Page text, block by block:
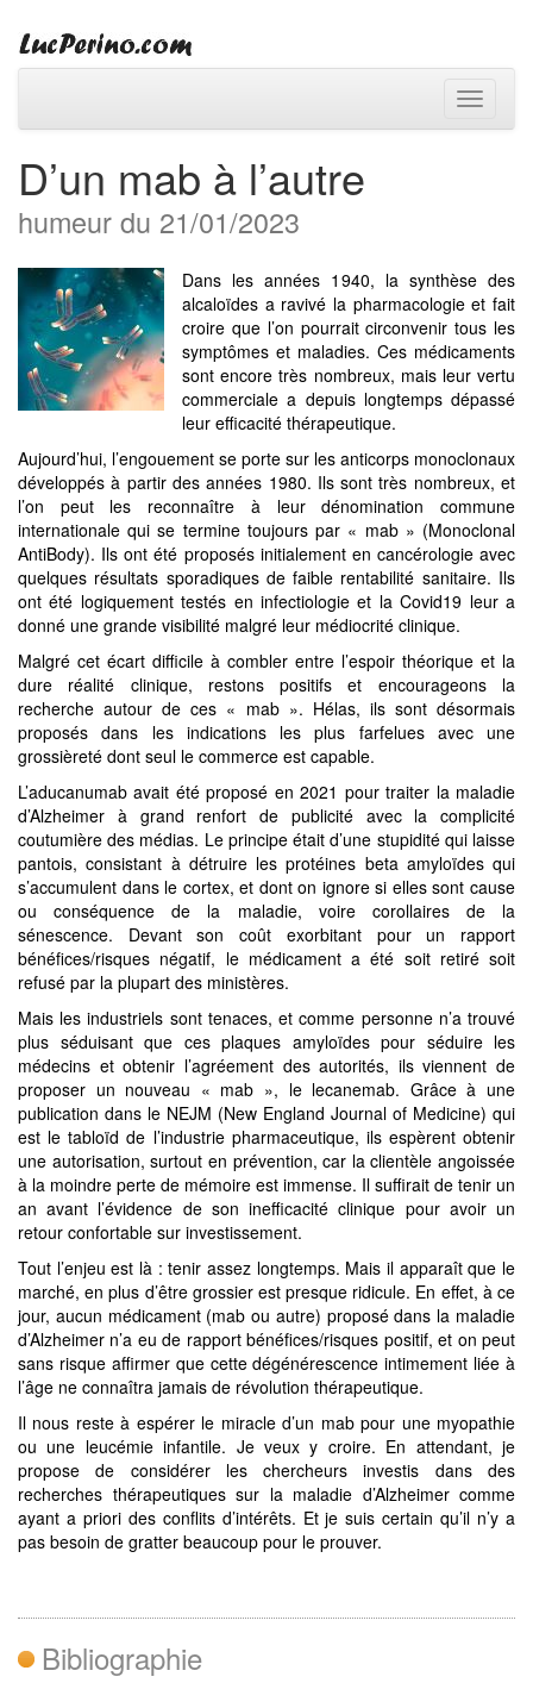
Toggle
D’un mab à l’autre
humeur du 21/01/2023
Dans les années 1940, la synthèse des
alcaloïdes a ravivé la pharmacologie et fait
croire que l’on pourrait circonvenir tous les
symptômes et maladies. Ces médicaments
sont encore très nombreux, mais leur vertu
commerciale a depuis longtemps dépassé
leur efficacité thérapeutique.
Aujourd’hui, l’engouement se porte sur les anticorps monoclonaux
développés à partir des années 1980. Ils sont très nombreux, et
l’on peut les reconnaître à leur dénomination commune
internationale qui se termine toujours par « mab » (Monoclonal
AntiBody). Ils ont été proposés initialement en cancérologie avec
quelques résultats sporadiques de faible rentabilité sanitaire. Ils
ont été logiquement testés en infectiologie et la Covid19 leur a
donné une grande visibilité malgré leur médiocrité clinique.
Malgré cet écart difficile à combler entre l’espoir théorique et la
dure réalité clinique, restons positifs et encourageons la
recherche autour de ces « mab ». Hélas, ils sont désormais
proposés dans les indications les plus farfelues avec une
grossièreté dont seul le commerce est capable.
L’aducanumab avait été proposé en 2021 pour traiter la maladie
d’Alzheimer à grand renfort de publicité avec la complicité
coutumière des médias. Le principe était d’une stupidité qui laisse
pantois, consistant à détruire les protéines beta amyloïdes qui
s’accumulent dans le cortex, et dont on ignore si elles sont cause
ou conséquence de la maladie, voire corollaires de la
sénescence. Devant son coût exorbitant pour un rapport
bénéfices/risques négatif, le médicament a été soit retiré soit
refusé par la plupart des ministères.
Mais les industriels sont tenaces, et comme personne n’a trouvé
plus séduisant que ces plaques amyloïdes pour séduire les
médecins et obtenir l’agréement des autorités, ils viennent de
proposer un nouveau « mab », le lecanemab. Grâce à une
publication dans le NEJM (New England Journal of Medicine) qui
est le tabloïd de l’industrie pharmaceutique, ils espèrent obtenir
une autorisation, surtout en prévention, car la clientèle angoissée
à la moindre perte de mémoire est immense. Il suffirait de tenir un
an avant l’évidence de son inefficacité clinique pour avoir un
retour confortable sur investissement.
Tout l’enjeu est là : tenir assez longtemps. Mais il apparaît que le
marché, en plus d’être grossier est presque ridicule. En effet, à ce
jour, aucun médicament (mab ou autre) proposé dans la maladie
d’Alzheimer n’a eu de rapport bénéfices/risques positif, et on peut
sans risque affirmer que cette dégénérescence intimement liée à
l’âge ne connaîtra jamais de révolution thérapeutique.
Il nous reste à espérer le miracle d’un mab pour une myopathie
ou une leucémie infantile. Je veux y croire. En attendant, je
propose de considérer les chercheurs investis dans des
recherches thérapeutiques sur la maladie d’Alzheimer comme
ayant a priori des conflits d’intérêts. Et je suis certain qu’il n’y a
pas besoin de gratter beaucoup pour le prouver.
Bibliographie